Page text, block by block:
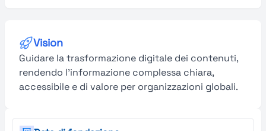
Vision
Guidare la trasformazione digitale dei contenuti,
rendendo l’informazione complessa chiara,
accessibile e di valore per organizzazioni globali.